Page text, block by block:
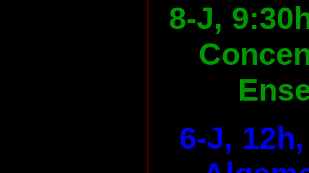
8-J,
6-J,